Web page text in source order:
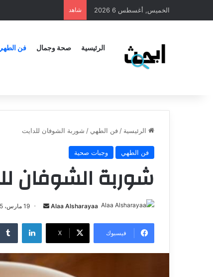
الخميس, أغسطس 6 2026 شاهد
الرئيسية صحة وجمال فن
الرئيسية / فن الطهي / شوربة الشوفان للدايت
فن الطهي وجبات صحية
شوربة الشوفان
Alaa Alsharayaa 19 مارس، 2025
فيسبوك X